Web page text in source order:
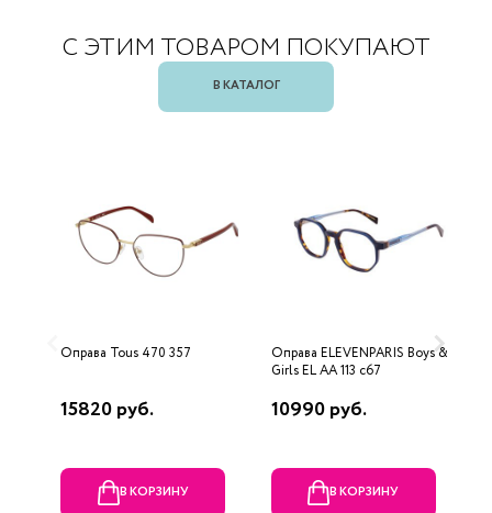
С ЭТИМ ТОВАРОМ ПОКУПАЮТ
В КАТАЛОГ
Оправа Tous 470 357
15820 руб.
В КОРЗИНУ
Оправа ELEVENPARIS Boys &
Girls EL AA 113 c67
10990 руб.
В КОРЗИНУ